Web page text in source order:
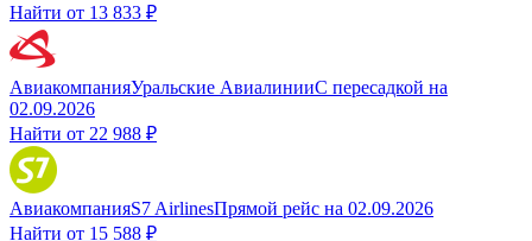
Найти от 13 833 ₽
АвиакомпанияУральские АвиалинииС пересадкой на
02.09.2026
Найти от 22 988 ₽
АвиакомпанияS7 AirlinesПрямой рейс на 02.09.2026
Найти от 15 588 ₽